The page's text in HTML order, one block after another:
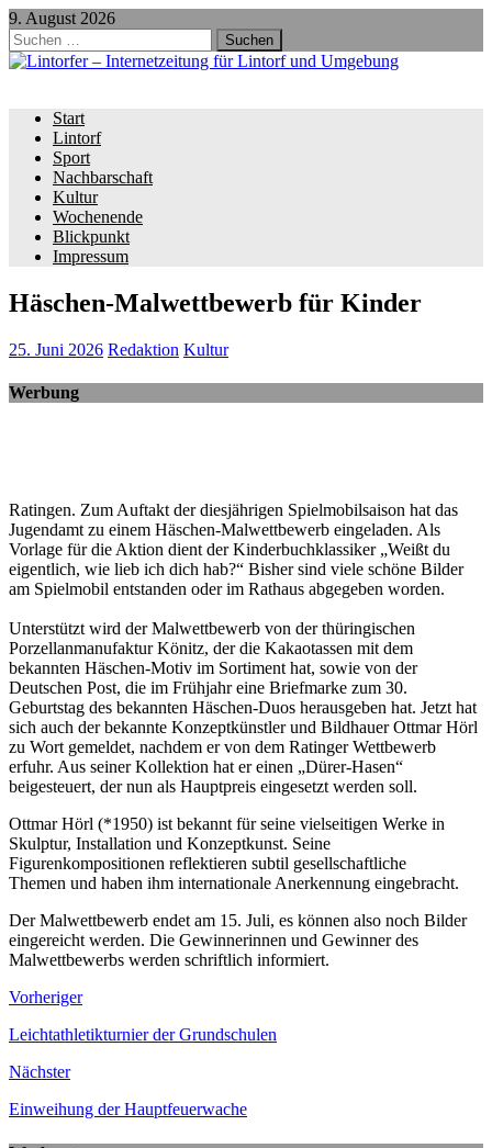
9. August 2026
Suchen
nach:
Start
Lintorf
Sport
Nachbarschaft
Kultur
Wochenende
Blickpunkt
Impressum
Häschen-Malwettbewerb für Kinder
25. Juni 2026 Redaktion Kultur
Werbung
Ratingen. Zum Auftakt der diesjährigen Spielmobilsaison hat das
Jugendamt zu einem Häschen-Malwettbewerb eingeladen. Als
Vorlage für die Aktion dient der Kinderbuchklassiker „Weißt du
eigentlich, wie lieb ich dich hab?“ Bisher sind viele schöne Bilder
am Spielmobil entstanden oder im Rathaus abgegeben worden.
Unterstützt wird der Malwettbewerb von der thüringischen
Porzellanmanufaktur Könitz, der die Kakaotassen mit dem
bekannten Häschen-Motiv im Sortiment hat, sowie von der
Deutschen Post, die im Frühjahr eine Briefmarke zum 30.
Geburtstag des bekannten Häschen-Duos herausgeben hat. Jetzt hat
sich auch der bekannte Konzeptkünstler und Bildhauer Ottmar Hörl
zu Wort gemeldet, nachdem er von dem Ratinger Wettbewerb
erfuhr. Aus seiner Kollektion hat er einen „Dürer-Hasen“
beigesteuert, der nun als Hauptpreis eingesetzt werden soll.
Ottmar Hörl (*1950) ist bekannt für seine vielseitigen Werke in
Skulptur, Installation und Konzeptkunst. Seine
Figurenkompositionen reflektieren subtil gesellschaftliche
Themen und haben ihm internationale Anerkennung eingebracht.
Der Malwettbewerb endet am 15. Juli, es können also noch Bilder
eingereicht werden. Die Gewinnerinnen und Gewinner des
Malwettbewerbs werden schriftlich informiert.
Vorheriger
Leichtathletikturnier der Grundschulen
Nächster
Einweihung der Hauptfeuerwache